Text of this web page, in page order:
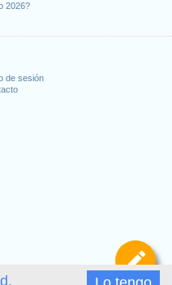
2026?
de sesión